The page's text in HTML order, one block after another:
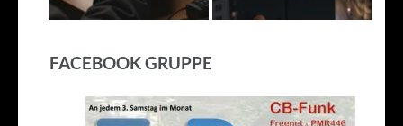
FACEBOOK GRUPPE